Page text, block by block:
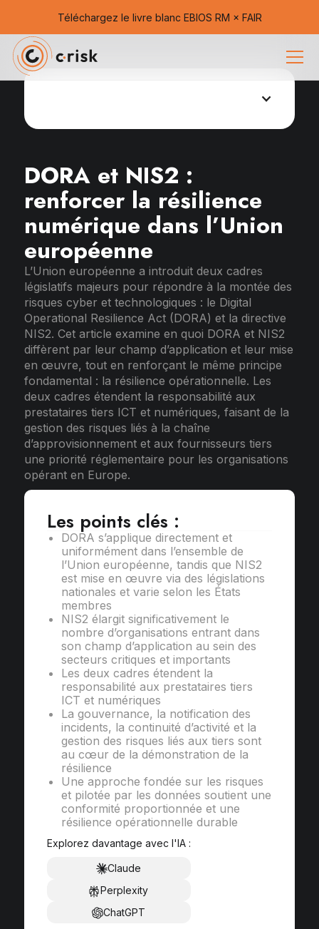
Téléchargez le livre blanc EBIOS RM × FAIR
DORA et NIS2 :
renforcer la résilience
numérique dans l’Union
européenne
L’Union européenne a introduit deux cadres
législatifs majeurs pour répondre à la montée des
risques cyber et technologiques : le Digital
Operational Resilience Act (DORA) et la directive
NIS2. Cet article examine en quoi DORA et NIS2
diffèrent par leur champ d’application et leur mise
en œuvre, tout en renforçant le même principe
fondamental : la résilience opérationnelle. Les
deux cadres étendent la responsabilité aux
prestataires tiers ICT et numériques, faisant de la
gestion des risques liés à la chaîne
d’approvisionnement et aux fournisseurs tiers
une priorité réglementaire pour les organisations
opérant en Europe.
Les points clés :
DORA s’applique directement et
uniformément dans l’ensemble de
l’Union européenne, tandis que NIS2
est mise en œuvre via des législations
nationales et varie selon les États
membres
NIS2 élargit significativement le
nombre d’organisations entrant dans
son champ d’application au sein des
secteurs critiques et importants
Les deux cadres étendent la
responsabilité aux prestataires tiers
ICT et numériques
La gouvernance, la notification des
incidents, la continuité d’activité et la
gestion des risques liés aux tiers sont
au cœur de la démonstration de la
résilience
Une approche fondée sur les risques
et pilotée par les données soutient une
conformité proportionnée et une
résilience opérationnelle durable
Explorez davantage avec l'IA :
Claude
Perplexity
ChatGPT